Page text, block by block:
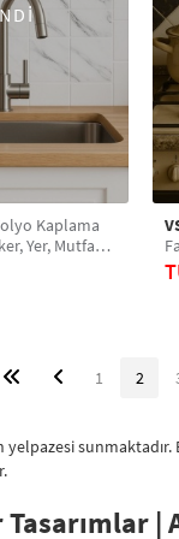
Kaplama
Yer, Mutfak,
Sticker
1 2
|